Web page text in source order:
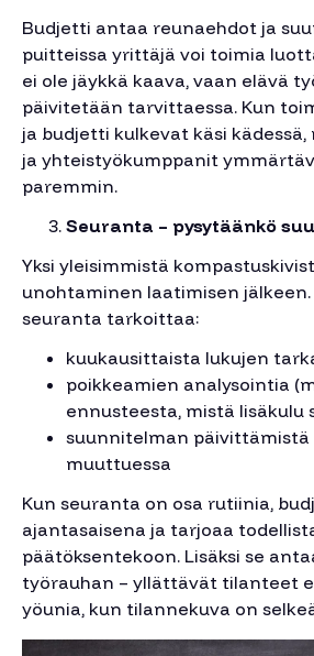
Budjetti antaa reunaehdot ja
puitteissa yrittäjä voi toimia
ei ole jäykkä kaava, vaan elävä
päivitetään tarvittaessa. Kun
ja budjetti kulkevat käsi
ja yhteistyökumppanit
paremmin.
Seuranta – pysytäänkö
Yksi yleisimmistä
unohtaminen laatimisen
seuranta tarkoittaa:
kuukausittaista lukujen
poikkeamien analysointia
ennusteesta, mistä lisäkulu
suunnitelman
muuttuessa
Kun seuranta on osa rutiinia,
ajantasaisena ja tarjoaa
päätöksentekoon. Lisäksi se
työrauhan – yllättävät tilanteet
yöunia, kun tilannekuva on